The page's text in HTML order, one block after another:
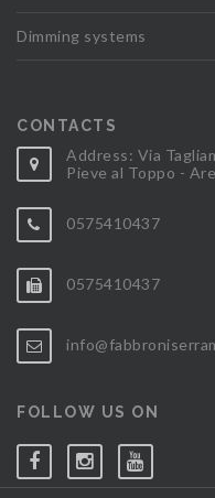
Dimming systems
CONTACTS
Address: Via
Pieve al Toppo -
0575410437
0575410437
FOLLOW US ON